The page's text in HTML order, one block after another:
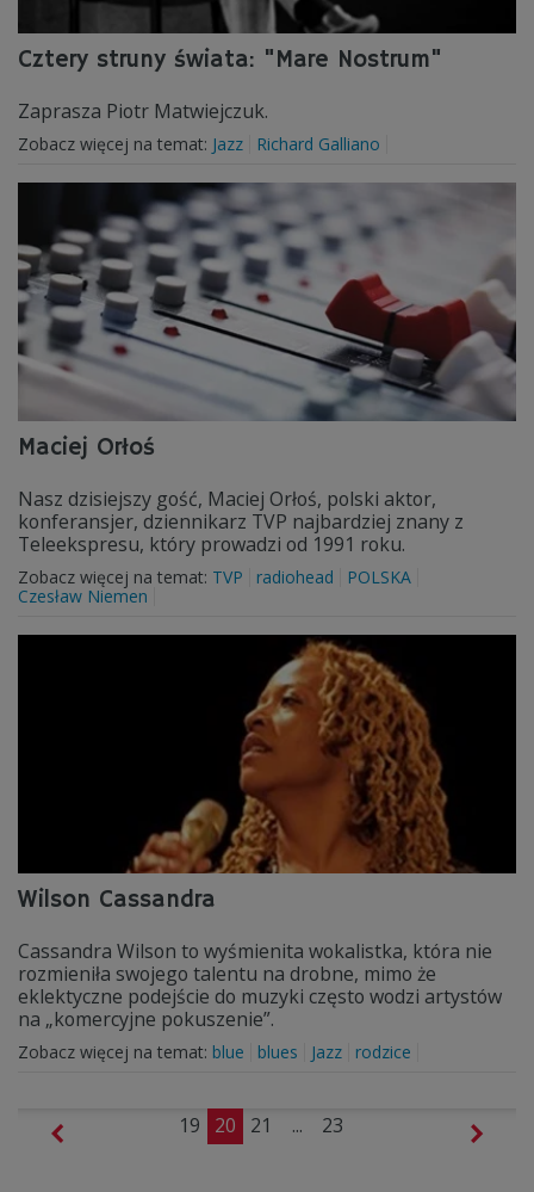
Cztery struny świata: "Mare Nostrum"
Zaprasza Piotr Matwiejczuk.
Zobacz więcej na temat: Jazz Richard Galliano
Maciej Orłoś
Nasz dzisiejszy gość, Maciej Orłoś, polski aktor,
konferansjer, dziennikarz TVP najbardziej znany z
Teleekspresu, który prowadzi od 1991 roku.
Zobacz więcej na temat: TVP radiohead
POLSKA
Czesław Niemen
Wilson Cassandra
Cassandra Wilson to wyśmienita wokalistka, która nie
rozmieniła swojego talentu na drobne, mimo że
eklektyczne podejście do muzyki często wodzi artystów
na „komercyjne pokuszenie”.
Zobacz więcej na temat: blue blues Jazz rodzice
19 20 21 ... 23